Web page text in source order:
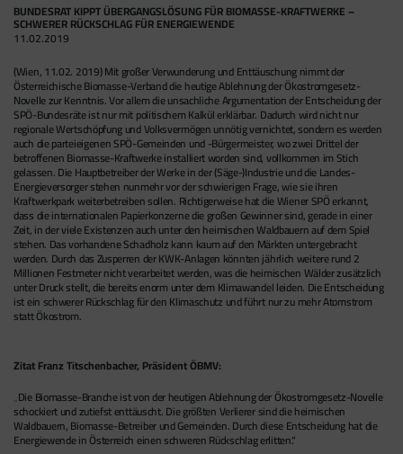
BUNDESRAT KIPPT ÜBERGANGSLÖSUNG FÜR BIOMASSE-KRAFTWERKE –
SCHWERER RÜCKSCHLAG FÜR ENERGIEWENDE
11.02.2019
(Wien, 11.02. 2019) Mit großer Verwunderung und Enttäuschung nimmt der
Österreichische Biomasse-Verband die heutige Ablehnung der Ökostromgesetz-
Novelle zur Kenntnis. Vor allem die unsachliche Argumentation der Entscheidung der
SPÖ-Bundesräte ist nur mit politischem Kalkül erklärbar. Dadurch wird nicht nur
regionale Wertschöpfung und Volksvermögen unnötig vernichtet, sondern es werden
auch die parteieigenen SPÖ-Gemeinden und -Bürgermeister, wo zwei Drittel der
betroffenen Biomasse-Kraftwerke installiert worden sind, vollkommen im Stich
gelassen. Die Hauptbetreiber der Werke in der (Säge-)Industrie und die Landes-
Energieversorger stehen nunmehr vor der schwierigen Frage, wie sie ihren
Kraftwerkpark weiterbetreiben sollen. Richtigerweise hat die Wiener SPÖ erkannt,
dass die internationalen Papierkonzerne die großen Gewinner sind, gerade in einer
Zeit, in der viele Existenzen auch unter den heimischen Waldbauern auf dem Spiel
stehen. Das vorhandene Schadholz kann kaum auf den Märkten untergebracht
werden. Durch das Zusperren der KWK-Anlagen könnten jährlich weitere rund 2
Millionen Festmeter nicht verarbeitet werden, was die heimischen Wälder zusätzlich
unter Druck stellt, die bereits enorm unter dem Klimawandel leiden. Die Entscheidung
ist ein schwerer Rückschlag für den Klimaschutz und führt nur zu mehr Atomstrom
statt Ökostrom.
Zitat Franz Titschenbacher, Präsident ÖBMV:
„Die Biomasse-Branche ist von der heutigen Ablehnung der Ökostromgesetz-Novelle
schockiert und zutiefst enttäuscht. Die größten Verlierer sind die heimischen
Waldbauern, Biomasse-Betreiber und Gemeinden. Durch diese Entscheidung hat die
Energiewende in Österreich einen schweren Rückschlag erlitten.“